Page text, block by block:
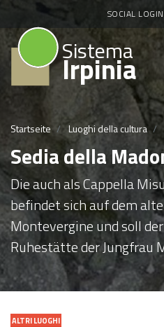
SOCIAL LOGIN
Sistema
Irpinia
Startseite Luoghi della cultura
Sedia della
Die auch als Cappella
befindet sich auf dem
Montevergine und soll
Ruhestätte der Jungfrau
ALTRI LUOGHI